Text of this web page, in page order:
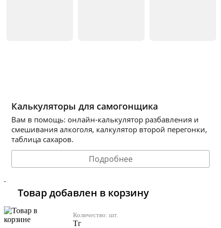
Калькуляторы для самогонщика
Вам в помощь: онлайн-калькулятор разбавления и
смешивания алкоголя, калкулятор второй перегонки,
таблица сахаров.
Подробнее
.
Товар добавлен в корзину
Количество: шт.
Тг